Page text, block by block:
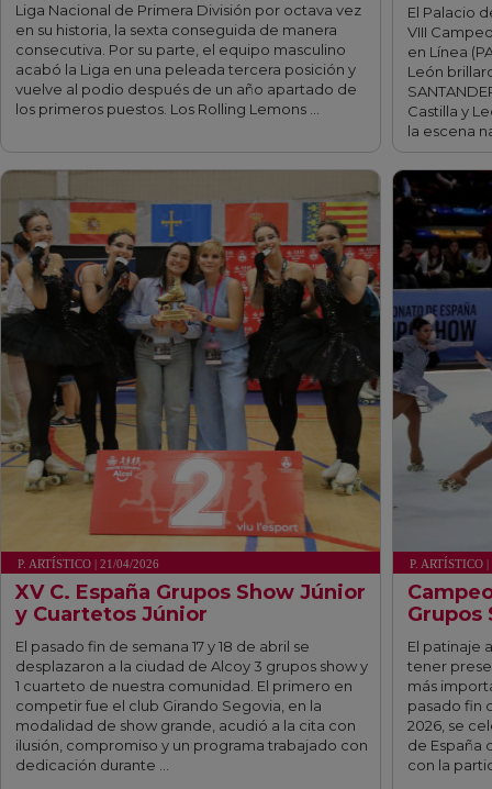
Liga Nacional de Primera División por octava vez
en su historia, la sexta conseguida de manera
consecutiva. Por su parte, el equipo masculino
acabó la Liga en una peleada tercera posición y
vuelve al podio después de un año apartado de
los primeros puestos. Los Rolling Lemons …
El Palacio
VIII
en Línea
León
Castilla y
la escena
P. ARTÍSTICO | 21/04/2026
XV C. España Grupos Show Júnior
y Cuartetos Júnior
El pasado fin de semana 17 y 18 de abril se
desplazaron a la ciudad de Alcoy 3 grupos show y
1 cuarteto de nuestra comunidad. El primero en
competir fue el club Girando Segovia, en la
modalidad de show grande, acudió a la cita con
ilusión, compromiso y un programa trabajado con
dedicación durante …
fff
P. ARTÍSTICO
Grupos
El patinaje
tener
más
pasado fin
2026, se
de España
con la